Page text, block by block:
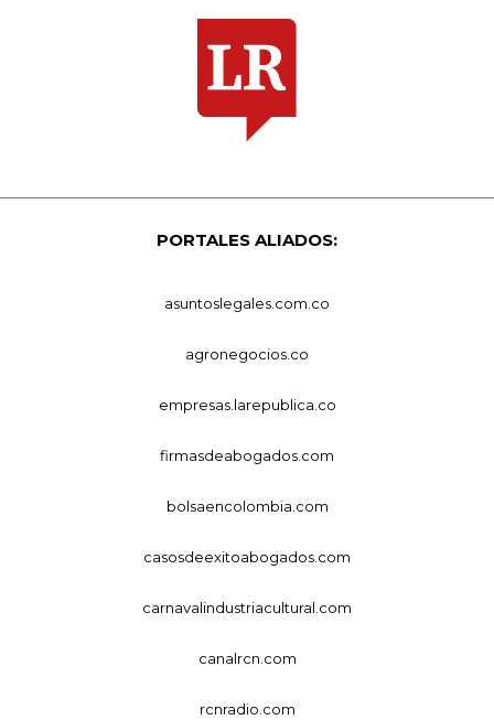
PORTALES ALIADOS:
asuntoslegales.com.co
agronegocios.co
empresas.larepublica.co
firmasdeabogados.com
bolsaencolombia.com
casosdeexitoabogados.com
carnavalindustriacultural.com
canalrcn.com
rcnradio.com